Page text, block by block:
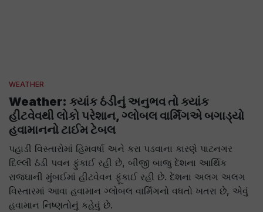
WEATHER
Weather: ક્યાંક ઠંડીનું અનુભવ તો ક્યાંક
હીટવેવથી લોકો પરેશાન, ગ્લોબલ વાર્મિંગએ બગાડ્યો
હવામાનનો ટાઈમ ટેબલ
પહાડી વિસ્તારોમાં હિમવર્ષા અને કરા પડવાના કારણે પાટનગર
દિલ્લી ઠંડી પવન ફુંકાઈ રહી છે, બીજી બાજુ દેશના આર્થિક
રાજઘાની મુંબઈમાં હીટવેવન ફૂંકાઈ રહી છે. દેશના અલગ અલગ
વિસ્તારમાં આવા હવામાન ગ્લોબલ વાર્મિંગનો વધતો ખતરા છે, એવું
હવામાન નિષ્ણતોનું કહેવું છે.